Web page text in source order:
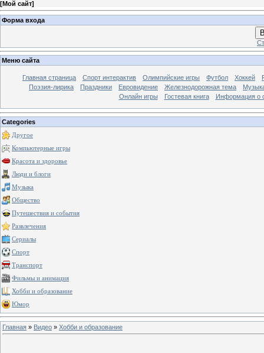
[Мой сайт]
Форма входа
Меню сайта
Главная страница Спорт интерактив Олимпийские игры Футбол Хоккей
Поэзия-лирика
Праздники Евровидение Железнодорожная тема
Онлайн игры
Гостевая книга Информация о
Categories
Другое
Компьютерные игры
Красота и здоровье
Люди и блоги
Музыка
Общество
Путешествия и события
Развлечения
Сериалы
Спорт
Транспорт
Фильмы и анимация
Хобби и образование
Юмор
Главная » Видео » Хобби и образование